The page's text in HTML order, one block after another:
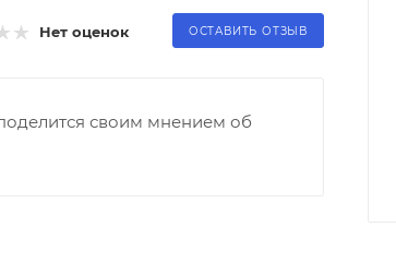
Нет оценок ОСТАВИТЬ ОТЗЫВ
своим мнением об